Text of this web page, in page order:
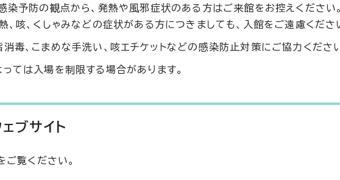
染予防の観点から、発熱や風邪症状のある方はご来館をお控えください
咳、くしゃみなどの症状がある方につきましても、入館をご遠慮くださ
毒、こまめな手洗い、咳エチケットなどの感染防止対策にご協力ください
ては入場を制限する場合があります。
ブサイト
ご覧ください。